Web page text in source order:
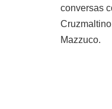
conversas
Mazzuco.